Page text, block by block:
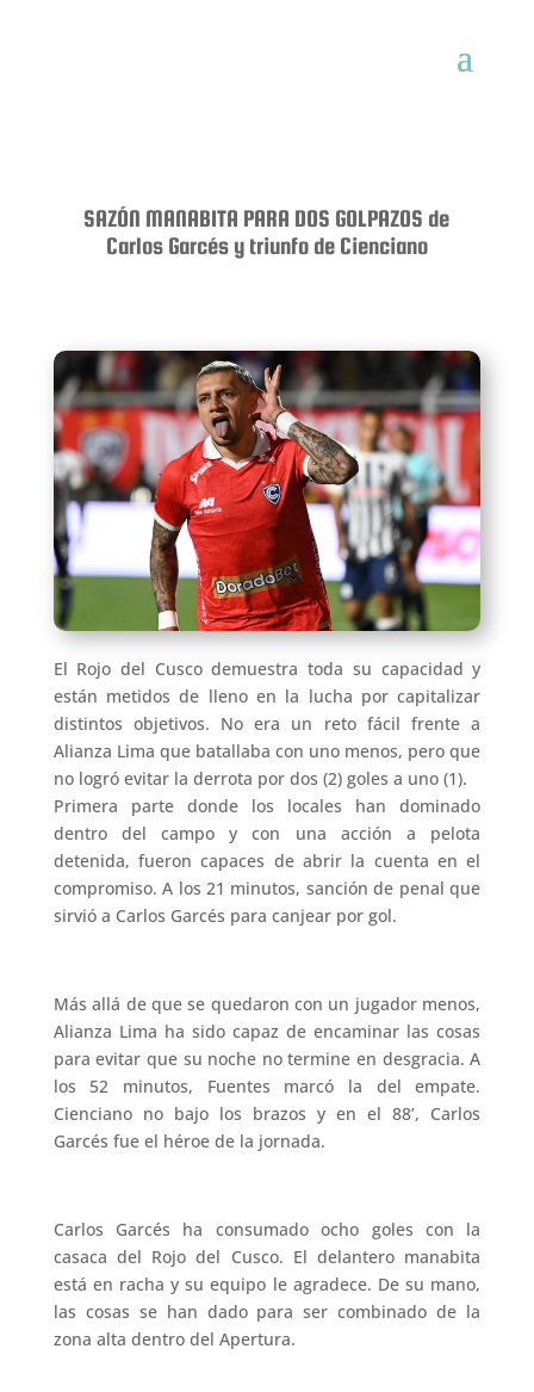
SAZÓN MANABITA PARA DOS GOLPAZOS de
Carlos Garcés y triunfo de Cienciano
El Rojo del Cusco demuestra toda su capacidad y
están metidos de lleno en la lucha por capitalizar
distintos objetivos. No era un reto fácil frente a
Alianza Lima que batallaba con uno menos, pero que
no logró evitar la derrota por dos (2) goles a uno (1).
Primera parte donde los locales han dominado
dentro del campo y con una acción a pelota
detenida, fueron capaces de abrir la cuenta en el
compromiso. A los 21 minutos, sanción de penal que
sirvió a Carlos Garcés para canjear por gol.
Más allá de que se quedaron con un jugador menos,
Alianza Lima ha sido capaz de encaminar las cosas
para evitar que su noche no termine en desgracia. A
los 52 minutos, Fuentes marcó la del empate.
Cienciano no bajo los brazos y en el 88’, Carlos
Garcés fue el héroe de la jornada.
Carlos Garcés ha consumado ocho goles con la
casaca del Rojo del Cusco. El delantero manabita
está en racha y su equipo le agradece. De su mano,
las cosas se han dado para ser combinado de la
zona alta dentro del Apertura.